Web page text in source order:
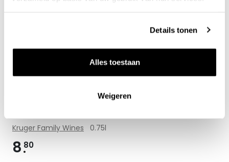
Details tonen
Alles toestaan
Weigeren
2024 Forgotten Vineyards Shiraz -
Kruger Family Wines 0.75l
8 80